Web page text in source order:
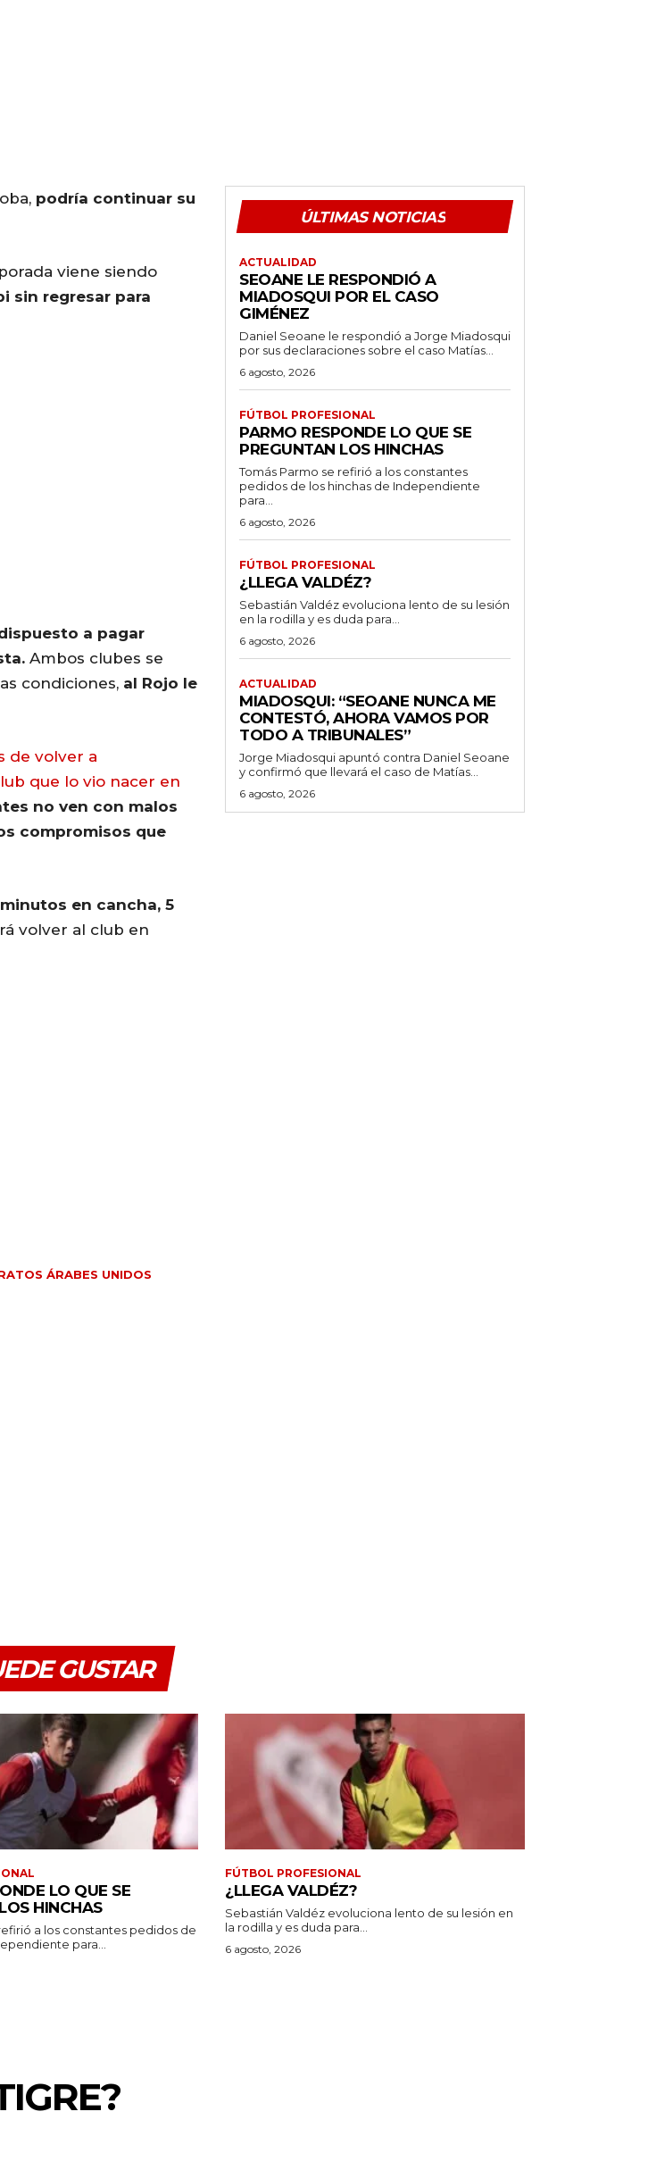
podría continuar su
viene siendo
sin regresar para
a pagar
Ambos clubes se
condiciones, al Rojo le
de volver a
que lo vio nacer en
no ven con malos
compromisos que
en cancha, 5
volver al club en
ÁRABES UNIDOS
ÚLTIMAS NOTICIAS
ACTUALIDAD
SEOANE LE RESPONDIÓ A
MIADOSQUI POR EL CASO
GIMÉNEZ
Daniel Seoane le respondió a Jorge Miadosqui
por sus declaraciones sobre el caso Matías...
6 agosto, 2026
FÚTBOL PROFESIONAL
PARMO RESPONDE LO QUE SE
PREGUNTAN LOS HINCHAS
Tomás Parmo se refirió a los constantes
pedidos de los hinchas de Independiente
para...
6 agosto, 2026
FÚTBOL PROFESIONAL
¿LLEGA VALDÉZ?
Sebastián Valdéz evoluciona lento de su lesión
en la rodilla y es duda para...
6 agosto, 2026
ACTUALIDAD
MIADOSQUI: “SEOANE NUNCA ME
CONTESTÓ, AHORA VAMOS POR
TODO A TRIBUNALES”
Jorge Miadosqui apuntó contra Daniel Seoane
y confirmó que llevará el caso de Matías...
6 agosto, 2026
GUSTAR
LO QUE SE
HINCHAS
a los constantes pedidos de
para...
FÚTBOL PROFESIONAL
¿LLEGA VALDÉZ?
Sebastián Valdéz evoluciona lento de su lesión en
la rodilla y es duda para...
6 agosto, 2026